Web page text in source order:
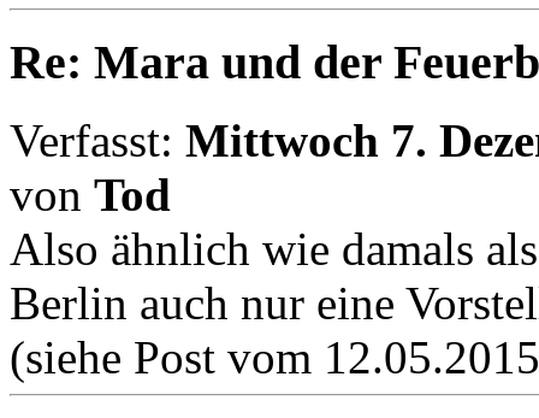
Re: Mara und der
Verfasst: Mittwoch 7.
von Tod
Also ähnlich wie damals
Berlin auch nur eine
(siehe Post vom